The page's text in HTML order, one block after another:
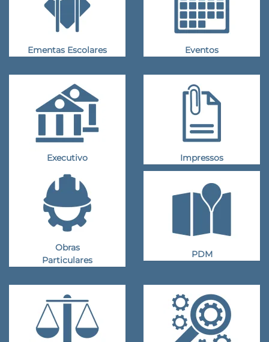
Ementas Escolares Eventos
Executivo Impressos
Obras
Particulares
PDM